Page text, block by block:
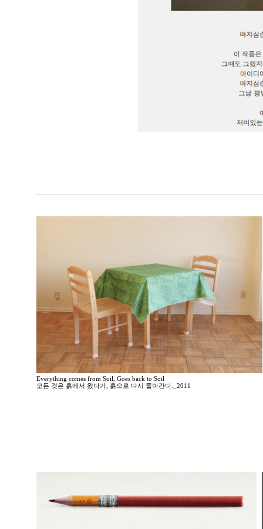
Everything comes from Soil, Goes back to Soil
모든 것은 흙에서 왔다가, 흙으로 다시 돌아간다._2011